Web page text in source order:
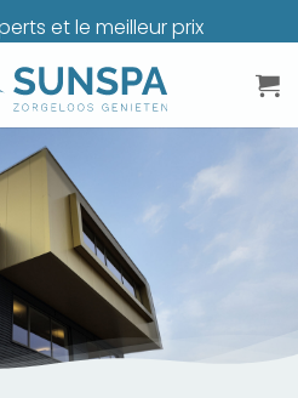
et le meilleur prix